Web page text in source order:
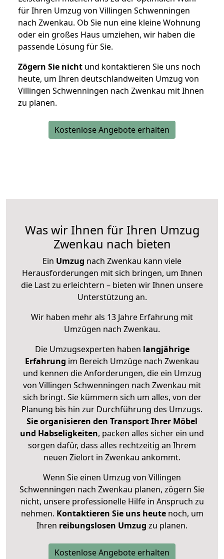
für Ihren Umzug von Villingen Schwenningen
nach Zwenkau. Ob Sie nun eine kleine Wohnung
oder ein großes Haus umziehen, wir haben die
passende Lösung für Sie.
Zögern Sie nicht und kontaktieren Sie uns noch
heute, um Ihren deutschlandweiten Umzug von
Villingen Schwenningen nach Zwenkau mit Ihnen
zu planen.
Kostenlose Angebote erhalten
Was wir Ihnen für Ihren Umzug
Zwenkau nach bieten
Ein Umzug nach Zwenkau kann viele
Herausforderungen mit sich bringen, um Ihnen
die Last zu erleichtern – bieten wir Ihnen unsere
Unterstützung an.
Wir haben mehr als 13 Jahre Erfahrung mit
Umzügen nach Zwenkau.
Die Umzugsexperten haben langjährige
Erfahrung im Bereich Umzüge nach Zwenkau
und kennen die Anforderungen, die ein Umzug
von Villingen Schwenningen nach Zwenkau mit
sich bringt. Sie kümmern sich um alles, von der
Planung bis hin zur Durchführung des Umzugs.
Sie organisieren den Transport Ihrer Möbel
und Habseligkeiten, packen alles sicher ein und
sorgen dafür, dass alles rechtzeitig an Ihrem
neuen Zielort in Zwenkau ankommt.
Wenn Sie einen Umzug von Villingen
Schwenningen nach Zwenkau planen, zögern Sie
nicht, unsere professionelle Hilfe in Anspruch zu
nehmen. Kontaktieren Sie uns heutenoch, um
Ihren reibungslosen Umzug zu planen.
Kostenlose Angebote erhalten